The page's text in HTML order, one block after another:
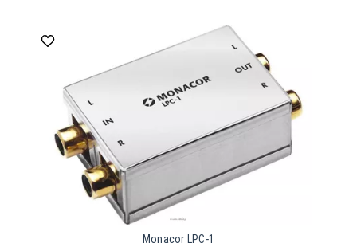
Monacor LPC-1